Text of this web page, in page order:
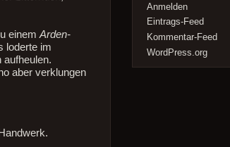
einem Arden-
loderte im
aufheulen.
aber verklungen
Anmelden
Eintrags-Feed
Kommentar-Feed
WordPress.org